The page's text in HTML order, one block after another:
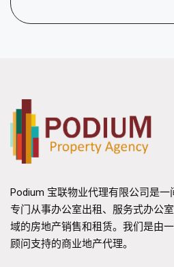
Podium 宝联物业代理有限公司是一
专门从事办公室出租、服务式办公
域的房地产销售和租赁。我们是由
顾问支持的商业地产代理。